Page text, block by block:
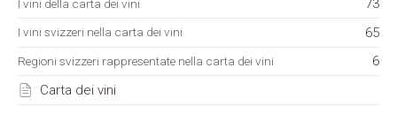
I vini della carta dei vini 73
I vini svizzeri nella carta dei vini 65
Regioni svizzeri rappresentate nella carta dei vini
6
Carta dei vini